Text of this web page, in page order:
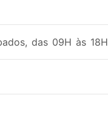
das 09H às 18H